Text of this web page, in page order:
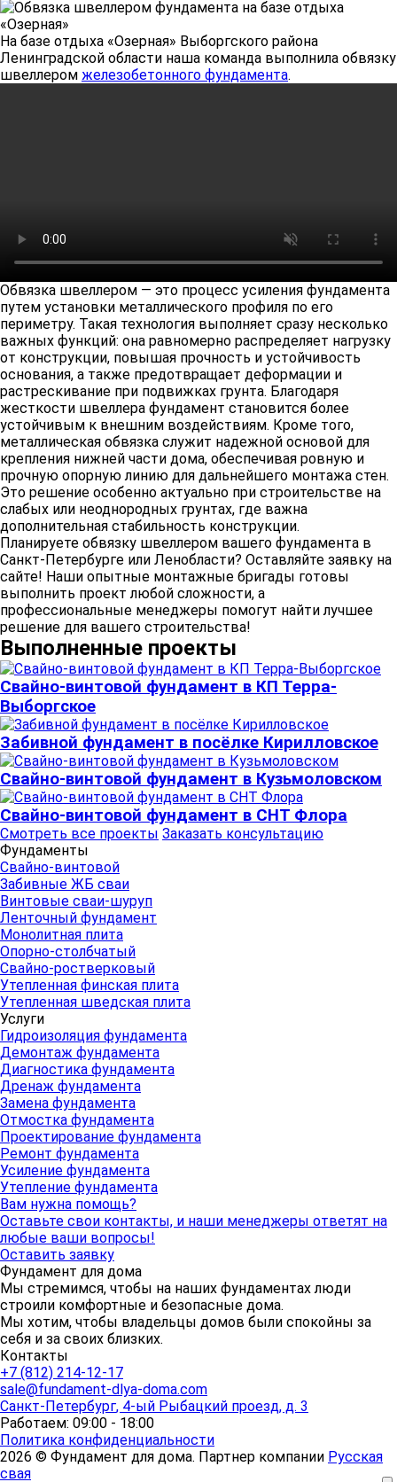
На базе отдыха «Озерная» Выборгского района
Ленинградской области наша команда выполнила обвязку
швеллером железобетонного фундамента.
Обвязка швеллером — это процесс усиления фундамента
путем установки металлического профиля по его
периметру. Такая технология выполняет сразу несколько
важных функций: она равномерно распределяет нагрузку
от конструкции, повышая прочность и устойчивость
основания, а также предотвращает деформации и
растрескивание при подвижках грунта. Благодаря
жесткости швеллера фундамент становится более
устойчивым к внешним воздействиям. Кроме того,
металлическая обвязка служит надежной основой для
крепления нижней части дома, обеспечивая ровную и
прочную опорную линию для дальнейшего монтажа стен.
Это решение особенно актуально при строительстве на
слабых или неоднородных грунтах, где важна
дополнительная стабильность конструкции.
Планируете обвязку швеллером вашего фундамента в
Санкт-Петербурге или Ленобласти? Оставляйте заявку на
сайте! Наши опытные монтажные бригады готовы
выполнить проект любой сложности, а
профессиональные менеджеры помогут найти лучшее
решение для вашего строительства!
Выполненные проекты
Свайно-винтовой фундамент в КП Терра-
Выборгское
Забивной фундамент в посёлке Кирилловское
Свайно-винтовой фундамент в Кузьмоловском
Свайно-винтовой фундамент в СНТ Флора
Смотреть все проекты Заказать консультацию
Фундаменты
Свайно-винтовой
Забивные ЖБ сваи
Винтовые сваи-шуруп
Ленточный фундамент
Монолитная плита
Опорно-столбчатый
Свайно-ростверковый
Утепленная финская плита
Утепленная шведская плита
Услуги
Гидроизоляция фундамента
Демонтаж фундамента
Диагностика фундамента
Дренаж фундамента
Замена фундамента
Отмостка фундамента
Проектирование фундамента
Ремонт фундамента
Усиление фундамента
Утепление фундамента
Вам нужна помощь?
Оставьте свои контакты, и наши менеджеры ответят на
любые ваши вопросы!
Оставить заявку
Фундамент для дома
Мы стремимся, чтобы на наших фундаментах люди
строили комфортные и безопасные дома.
Мы хотим, чтобы владельцы домов были спокойны за
себя и за своих близких.
Контакты
+7 (812) 214-12-17
sale@fundament-dlya-doma.com
Санкт-Петербург, 4-ый Рыбацкий проезд, д. 3
Работаем: 09:00 - 18:00
Политика конфиденциальности
2026 © Фундамент для дома. Партнер компании Русская
свая